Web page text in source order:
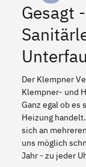
Gesagt
Der Klempner
Klempner- und
Ganz egal ob es
Heizung
sich an
uns möglich
Jahr - zu jeder